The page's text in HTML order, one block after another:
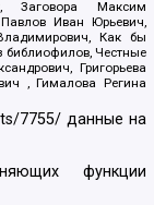
Заговора Максим
Иван Юрьевич,
Как бы
библиофилов, Честные
Григорьева
, Гималова Регина
7755/ данные на
функции